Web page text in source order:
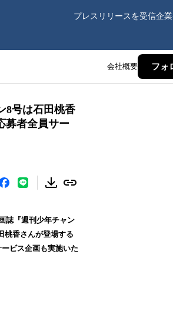
プレスリリースを受信企
会社概要 フォ
8号は石田桃香
募者全員サー
誌『週刊少年チャン
桃香さんが登場する
ビス企画も実施いた